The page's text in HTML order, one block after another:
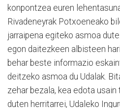
konpontzea euren
Rivadeneyrak Potxoeneako
jarraipena egiteko asmoa
egon daitezkeen albisteen
behar beste informazio
deitzeko asmoa du Udalak.
zehar bezala, kea edota
duten herritarrei, Udaleko